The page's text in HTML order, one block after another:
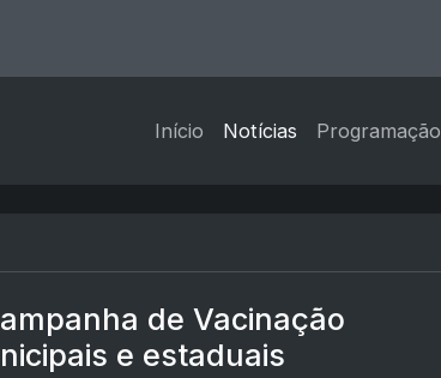
Início Notícias Programação
de Vacinação
e estaduais